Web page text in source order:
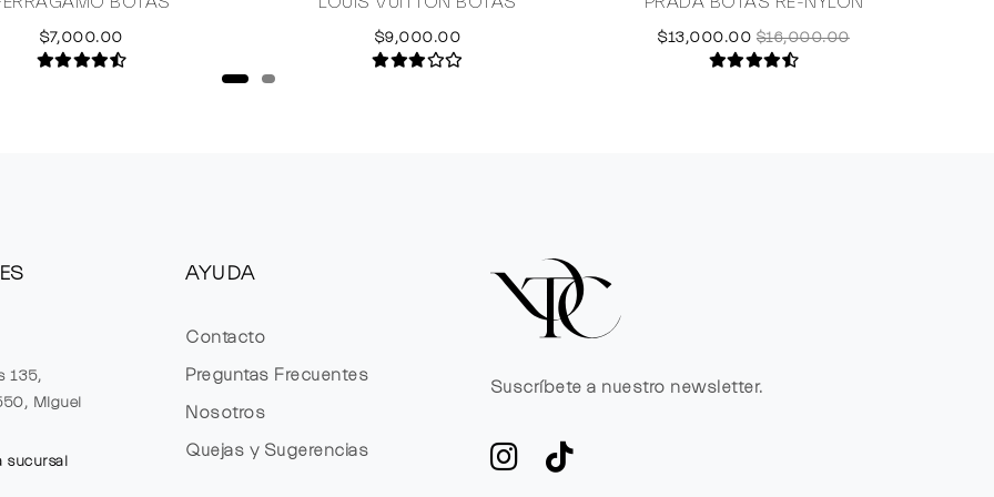
$7,000.00 $9,000.00 $13,000.00 $16,000.00
135,
Miguel
sucursal
AYUDA
Contacto
Preguntas Frecuentes
Nosotros
Quejas y Sugerencias
Suscríbete a nuestro newsletter.